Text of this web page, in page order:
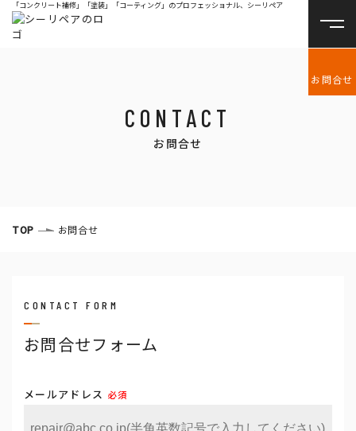
「コンクリート補修」「塗装」「コーティング」のプロフェッショナル、シーリペア
お問合せ
CONTACT
お問合せ
TOP お問合せ
CONTACT FORM
お問合せフォーム
メールアドレス 必須